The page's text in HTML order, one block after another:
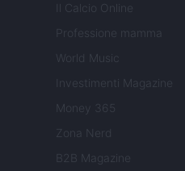
Il Calcio Online
Professione mamma
World Music
Investimenti Magazine
Money 365
Zona Nerd
B2B Magazine